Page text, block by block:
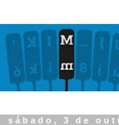
sábado, 3 de